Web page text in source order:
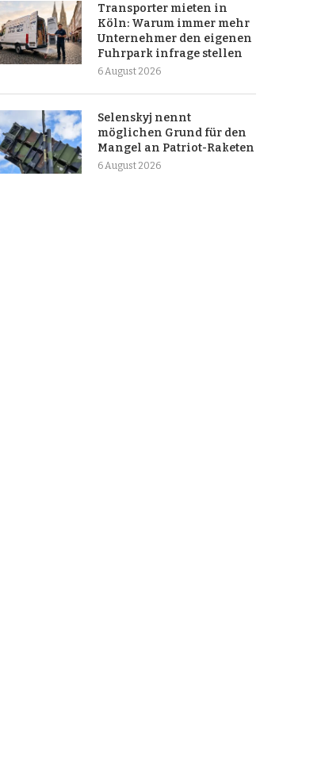
Transporter mieten in
Köln: Warum immer mehr
Unternehmer den eigenen
Fuhrpark infrage stellen
6 August 2026
Selenskyj nennt
möglichen Grund für den
Mangel an Patriot-Raketen
6 August 2026